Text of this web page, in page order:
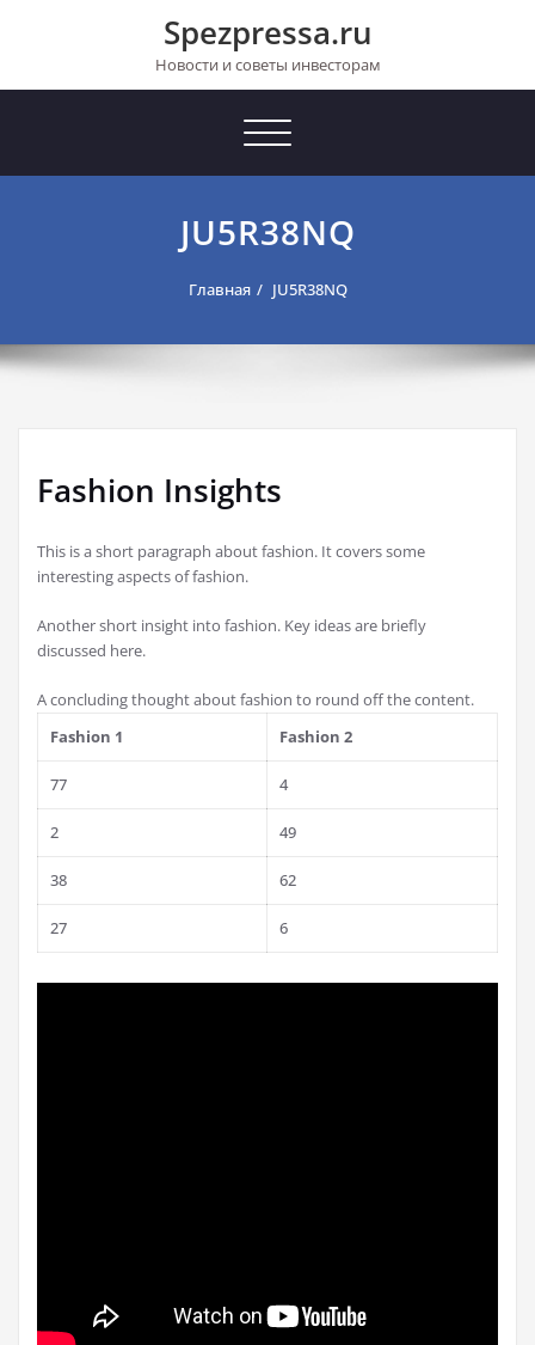
Spezpressa.ru
Новости и советы инвесторам
Toggle
JU5R38NQ
Главная JU5R38NQ
Fashion Insights
This is a short paragraph about fashion. It covers some
interesting aspects of fashion.
Another short insight into fashion. Key ideas are briefly
discussed here.
A concluding thought about fashion to round off the content.
Fashion 1
Fashion 2
77 4
2 49
38 62
27 6